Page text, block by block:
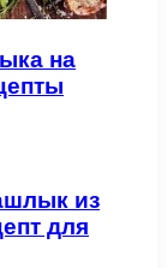
на
из
для